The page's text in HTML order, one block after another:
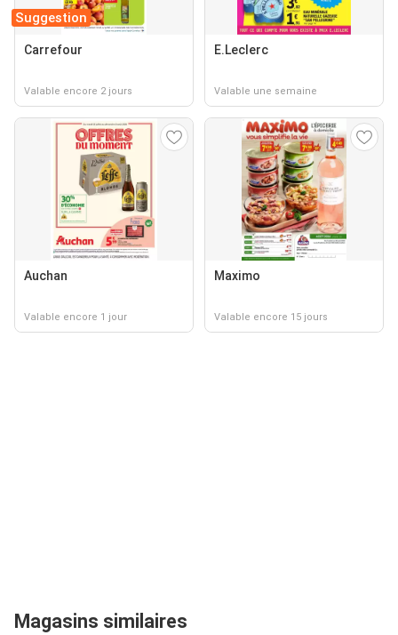
Suggestion
Carrefour
Valable encore 2 jours
E.Leclerc
Valable une semaine
Auchan
Valable encore 1 jour
Maximo
Valable encore 15 jours
Magasins similaires